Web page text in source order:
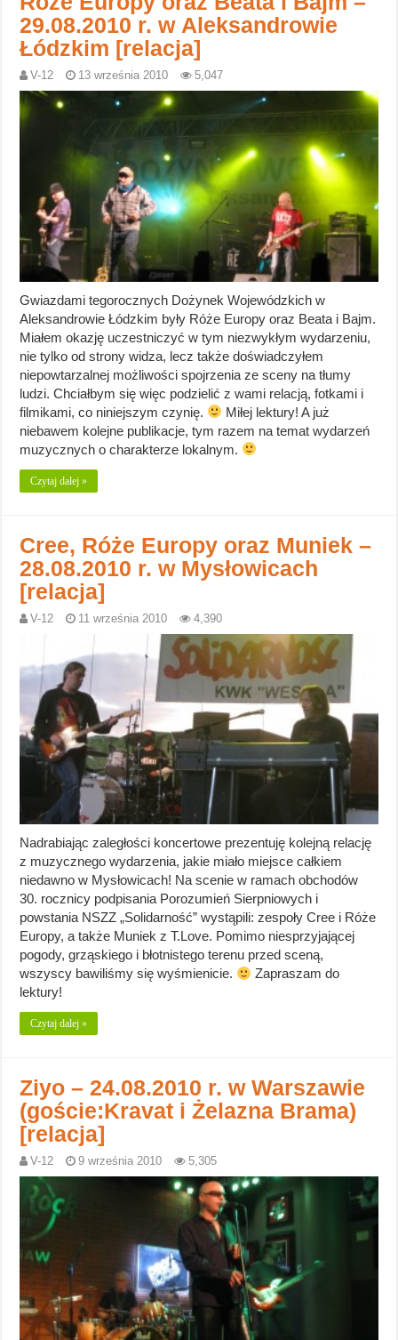
29.08.2010 r. w Aleksandrowie
Łódzkim [relacja]
V-12 13 września 2010 5,047
Gwiazdami tegorocznych Dożynek Wojewódzkich w
Aleksandrowie Łódzkim były Róże Europy oraz Beata i Bajm.
Miałem okazję uczestniczyć w tym niezwykłym wydarzeniu,
nie tylko od strony widza, lecz także doświadczyłem
niepowtarzalnej możliwości spojrzenia ze sceny na tłumy
ludzi. Chciałbym się więc podzielić z wami relacją, fotkami i
filmikami, co niniejszym czynię.
Miłej lektury! A już
niebawem kolejne publikacje, tym razem na temat wydarzeń
muzycznych o charakterze lokalnym.
Czytaj dalej »
Cree, Róże Europy oraz Muniek –
28.08.2010 r. w Mysłowicach
[relacja]
V-12 11 września 2010 4,390
Nadrabiając zaległości koncertowe prezentuję kolejną relację
z muzycznego wydarzenia, jakie miało miejsce całkiem
niedawno w Mysłowicach! Na scenie w ramach obchodów
30. rocznicy podpisania Porozumień Sierpniowych i
powstania NSZZ „Solidarność” wystąpili: zespoły Cree i Róże
Europy, a także Muniek z T.Love. Pomimo niesprzyjającej
pogody, grząskiego i błotnistego terenu przed sceną,
wszyscy bawiliśmy się wyśmienicie.
Zapraszam do
lektury!
Czytaj dalej »
Ziyo – 24.08.2010 r. w Warszawie
(goście:Kravat i Żelazna Brama)
[relacja]
V-12 9 września 2010 5,305